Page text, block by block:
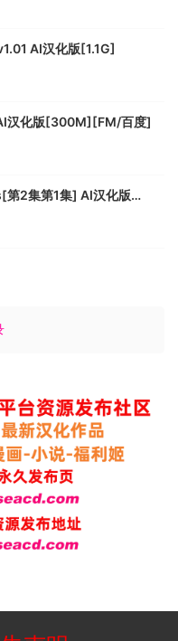
AI汉化版[1.1G]
汉化版[300M][FM/百度]
2集第1集] AI汉化版